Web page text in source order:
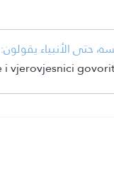
حتى الأنبياء
i vjerovjesnici